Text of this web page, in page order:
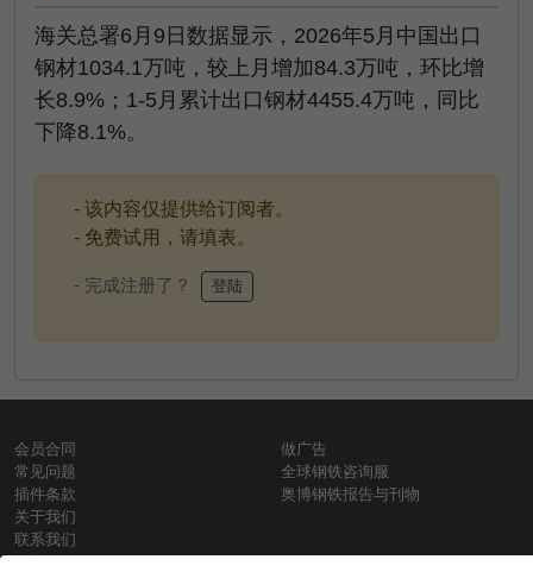
海关总署6月9日数据显示，2026年5月中国出口
钢材1034.1万吨，较上月增加84.3万吨，环比增
长8.9%；1-5月累计出口钢材4455.4万吨，同比
下降8.1%。
- 该内容仅提供给订阅者。
- 免费试用，请填表。
- 完成注册了？ 登陆
会员合同
常见问题
插件条款
关于我们
联系我们
做广告
全球钢铁咨询服
奥博钢铁报告与刊物